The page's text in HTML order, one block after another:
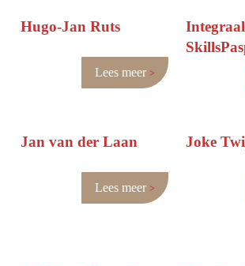
Hugo-Jan Ruts
Lees meer
Integraal
Jan van der Laan
Lees meer
Joke